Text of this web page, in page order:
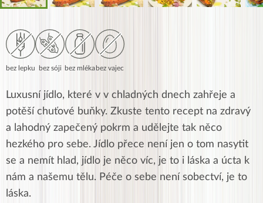
bez lepku bez sóji bez mlékabez vajec
Luxusní jídlo, které v v chladných dnech zahřeje a
potěší chuťové buňky. Zkuste tento recept na zdravý
a lahodný zapečený pokrm a udělejte tak něco
hezkého pro sebe. Jídlo přece není jen o tom nasytit
se a nemít hlad, jídlo je něco víc, je to i láska a úcta k
nám a našemu tělu. Péče o sebe není sobectví, je to
láska.